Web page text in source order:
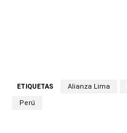
ETIQUETAS Alianza Lima
Perú